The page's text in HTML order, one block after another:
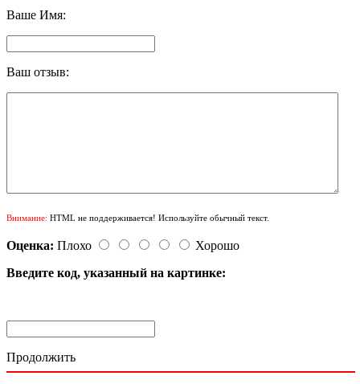
Ваше Имя:
Ваш отзыв:
Внимание: HTML не поддерживается! Используйте обычный текст.
Оценка: Плохо
Хорошо
Введите код, указанный на картинке:
Продолжить